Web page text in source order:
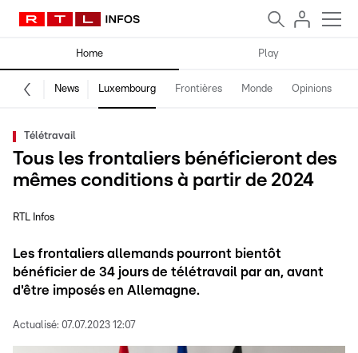
Home Play
News Luxembourg Frontières Monde Opinions
Télétravail
Tous les frontaliers bénéficieront des
mêmes conditions à partir de 2024
RTL Infos
Les frontaliers allemands pourront bientôt
bénéficier de 34 jours de télétravail par an, avant
d'être imposés en Allemagne.
Actualisé: 07.07.2023 12:07